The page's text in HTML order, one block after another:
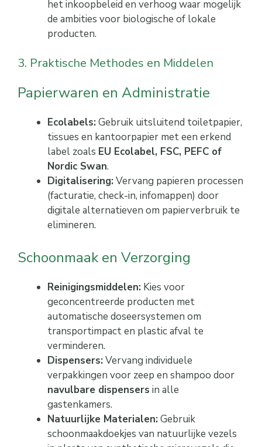
het inkoopbeleid en verhoog waar mogelijk
de ambities voor biologische of lokale
producten.
3. Praktische Methodes en Middelen
Papierwaren en Administratie
Ecolabels:Gebruik uitsluitend toiletpapier,
tissues en kantoorpapier met een erkend
label zoals EU Ecolabel, FSC, PEFC of
Nordic Swan.
Digitalisering:Vervang papieren processen
(facturatie, check-in, infomappen) door
digitale alternatieven om papierverbruik te
elimineren.
Schoonmaak en Verzorging
Reinigingsmiddelen: Kies voor
geconcentreerde producten met
automatische doseersystemen om
transportimpact en plastic afval te
verminderen.
Dispensers:Vervang individuele
verpakkingen voor zeep en shampoo door
navulbare dispensers in alle
gastenkamers.
Natuurlijke Materialen:Gebruik
schoonmaakdoekjes van natuurlijke vezels